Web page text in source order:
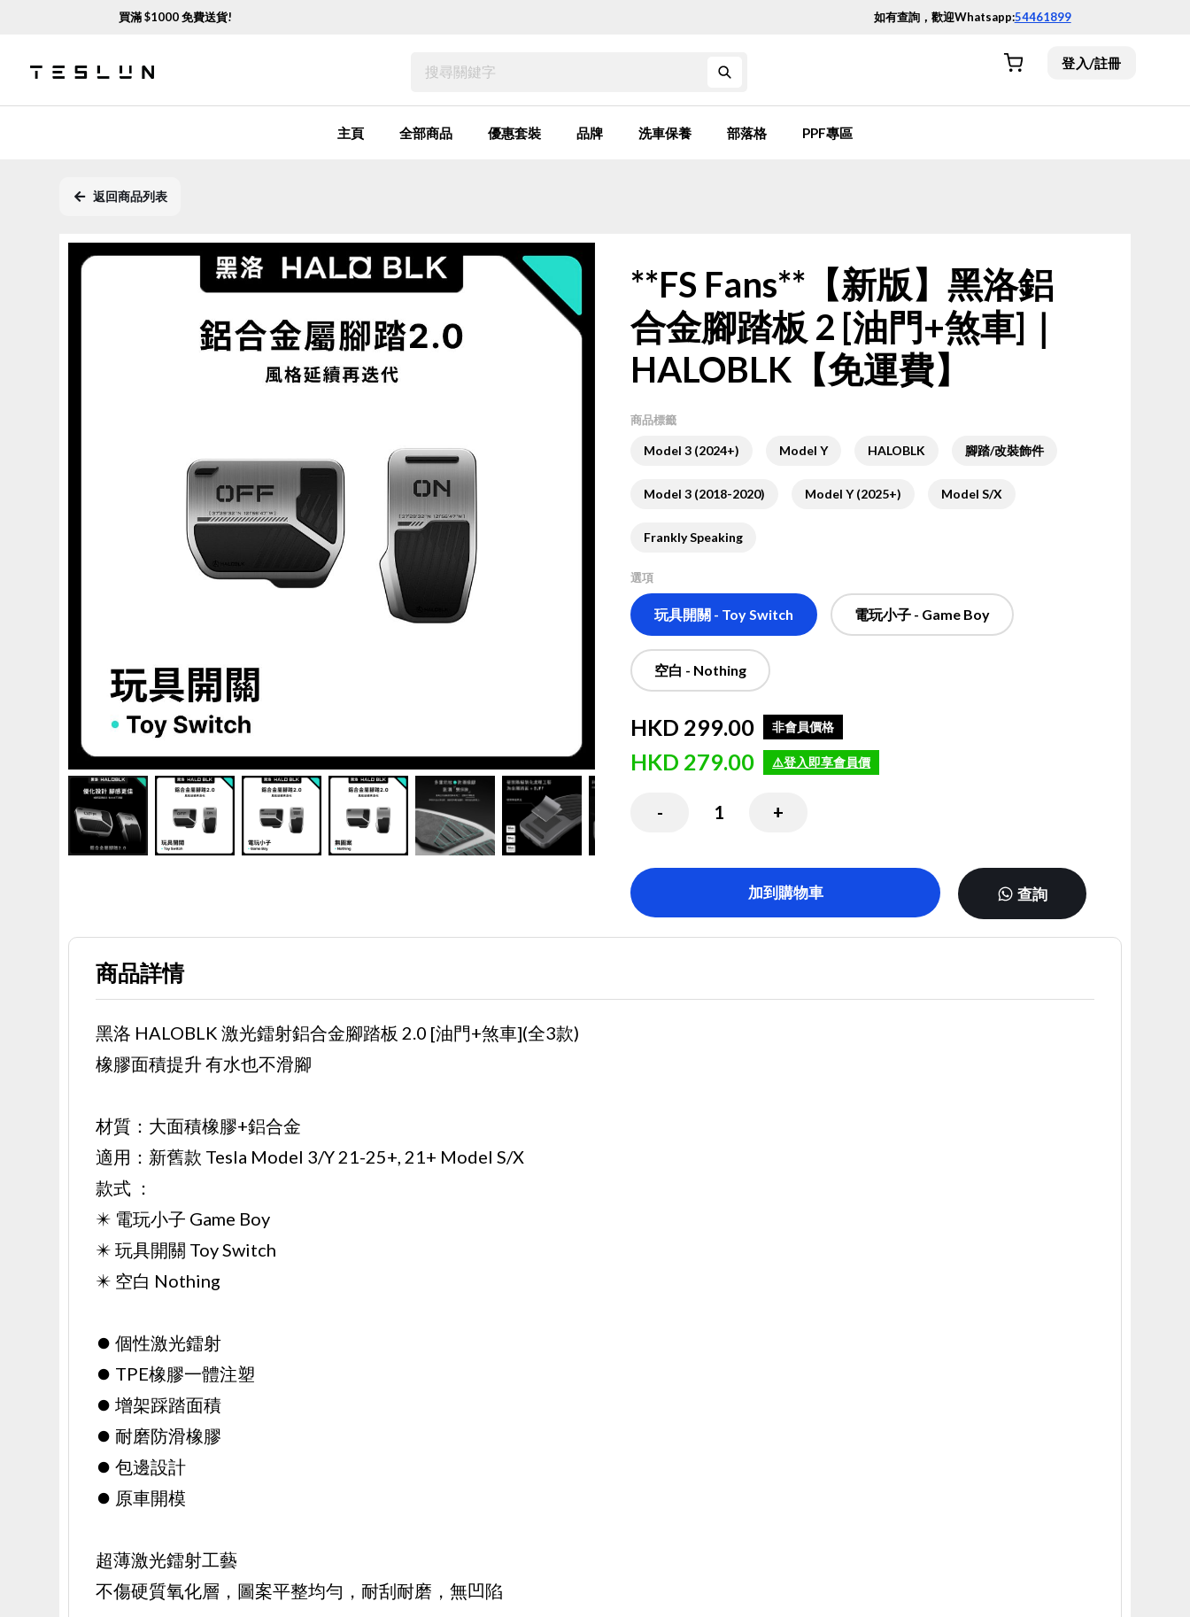
買滿 $1000免費送貨! 如有查詢，歡迎Whatsapp:54461899
登入/註冊
主頁 全部商品 優惠套裝 品牌 洗車保養 部落格 PPF專區
返回商品列表
**FS Fans**【新版】黑洛鋁
合金腳踏板 2 [油門+煞車]｜
HALOBLK【免運費】
商品標籤
Model 3 (2024+) Model Y HALOBLK 腳踏/改裝飾件
Model 3 (2018-2020) Model Y (2025+) Model S/X
Frankly Speaking
選項
玩具開關 - Toy Switch 電玩小子 - Game Boy
空白 - Nothing
HKD 299.00 非會員價格
HKD 279.00 ⚠️登入即享會員價
- 1 +
加到購物車 查詢
商品詳情
黑洛 HALOBLK 激光鐳射鋁合金腳踏板 2.0 [油門+煞車](全3款)
橡膠面積提升 有水也不滑腳
材質：大面積橡膠+鋁合金
適用：新舊款 Tesla Model 3/Y 21-25+, 21+ Model S/X
款式 ：
✴️ 電玩小子 Game Boy
✴️ 玩具開關 Toy Switch
✴️ 空白 Nothing
⏺️ 個性激光鐳射
⏺️ TPE橡膠一體注塑
⏺️ 增架踩踏面積
⏺️ 耐磨防滑橡膠
⏺️ 包邊設計
⏺️ 原車開模
超薄激光鐳射工藝
不傷硬質氧化層，圖案平整均勻，耐刮耐磨，無凹陷